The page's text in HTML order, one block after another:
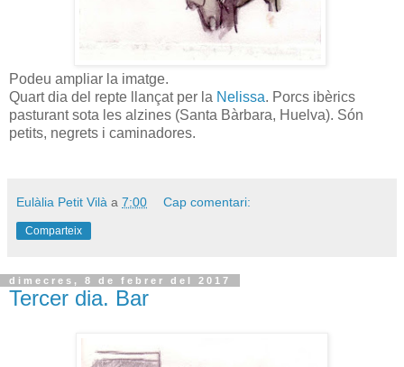
Podeu ampliar la imatge.
Quart dia del repte llançat per la Nelissa. Porcs ibèrics
pasturant sota les alzines (Santa Bàrbara, Huelva). Són
petits, negrets i caminadores.
Eulàlia Petit Vilà a 7:00 Cap comentari:
Comparteix
dimecres, 8 de febrer del 2017
Tercer dia. Bar